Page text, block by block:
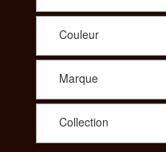
Couleur
Marque
Collection